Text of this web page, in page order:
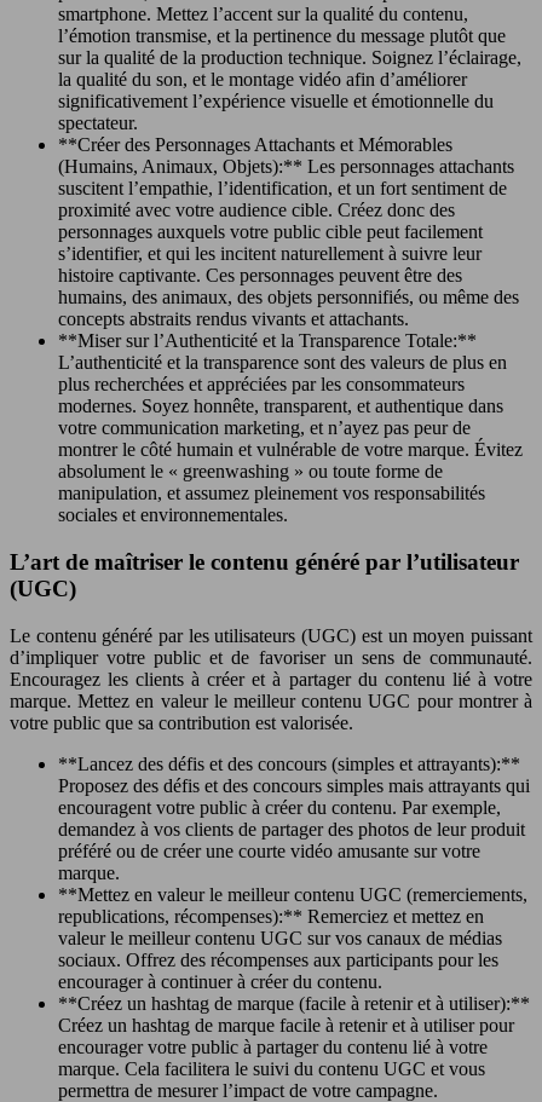
smartphone. Mettez l’accent sur la qualité du contenu,
l’émotion transmise, et la pertinence du message plutôt que
sur la qualité de la production technique. Soignez l’éclairage,
la qualité du son, et le montage vidéo afin d’améliorer
significativement l’expérience visuelle et émotionnelle du
spectateur.
**Créer des Personnages Attachants et Mémorables
(Humains, Animaux, Objets):** Les personnages attachants
suscitent l’empathie, l’identification, et un fort sentiment de
proximité avec votre audience cible. Créez donc des
personnages auxquels votre public cible peut facilement
s’identifier, et qui les incitent naturellement à suivre leur
histoire captivante. Ces personnages peuvent être des
humains, des animaux, des objets personnifiés, ou même des
concepts abstraits rendus vivants et attachants.
**Miser sur l’Authenticité et la Transparence Totale:**
L’authenticité et la transparence sont des valeurs de plus en
plus recherchées et appréciées par les consommateurs
modernes. Soyez honnête, transparent, et authentique dans
votre communication marketing, et n’ayez pas peur de
montrer le côté humain et vulnérable de votre marque. Évitez
absolument le « greenwashing » ou toute forme de
manipulation, et assumez pleinement vos responsabilités
sociales et environnementales.
L’art de maîtriser le contenu généré par l’utilisateur
(UGC)
Le contenu généré par les utilisateurs (UGC) est un moyen puissant
d’impliquer votre public et de favoriser un sens de communauté.
Encouragez les clients à créer et à partager du contenu lié à votre
marque. Mettez en valeur le meilleur contenu UGC pour montrer à
votre public que sa contribution est valorisée.
**Lancez des défis et des concours (simples et attrayants):**
Proposez des défis et des concours simples mais attrayants qui
encouragent votre public à créer du contenu. Par exemple,
demandez à vos clients de partager des photos de leur produit
préféré ou de créer une courte vidéo amusante sur votre
marque.
**Mettez en valeur le meilleur contenu UGC (remerciements,
republications, récompenses):** Remerciez et mettez en
valeur le meilleur contenu UGC sur vos canaux de médias
sociaux. Offrez des récompenses aux participants pour les
encourager à continuer à créer du contenu.
**Créez un hashtag de marque (facile à retenir et à utiliser):**
Créez un hashtag de marque facile à retenir et à utiliser pour
encourager votre public à partager du contenu lié à votre
marque. Cela facilitera le suivi du contenu UGC et vous
permettra de mesurer l’impact de votre campagne.